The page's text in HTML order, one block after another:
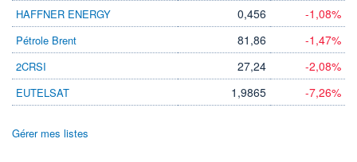
HAFFNER ENERGY 0,456 -1,08%
Pétrole Brent 81,86 -1,47%
2CRSI 27,24 -2,08%
EUTELSAT 1,9865 -7,26%
Gérer mes listes